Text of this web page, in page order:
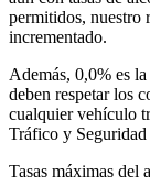
permitidos, nuestro
incrementado.
Además, 0,0% es
deben respetar los
cualquier vehículo
Tráfico y
Tasas máximas del